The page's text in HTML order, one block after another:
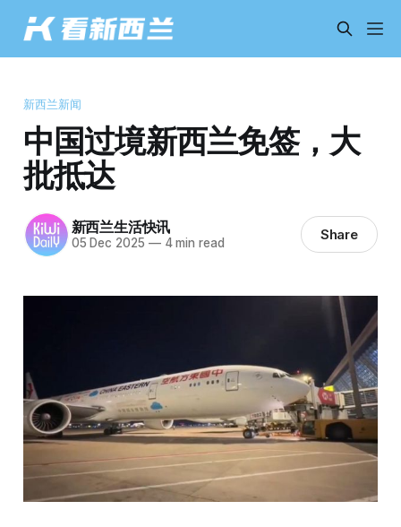
新西兰新闻
中国过境新西兰免签，大
批抵达
新西兰生活快讯
05 Dec 2025 —4 min read Share